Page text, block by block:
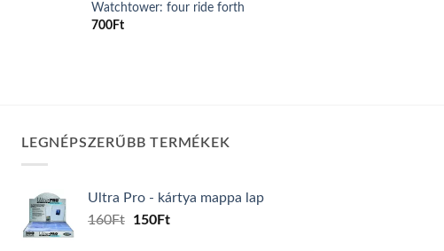
Watchtower: four ride forth
700Ft
LEGNÉPSZERŰBB TERMÉKEK
Ultra Pro - kártya mappa lap
160Ft
Original
150FtCurrent